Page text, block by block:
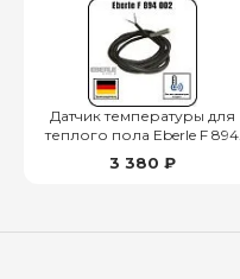
Датчик температуры для
теплого пола Eberle F 894
002
3 380 ₽